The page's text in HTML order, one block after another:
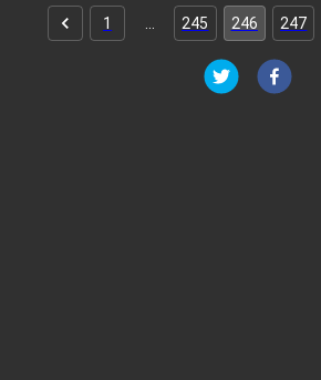
1 245 246 247